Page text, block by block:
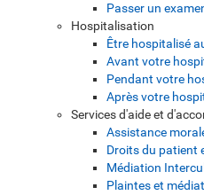
Passer un
Hospitalisation
Être hospitalisé
Avant votre
Pendant votre
Après votre
Services d'aide et
Assistance
Droits du patient
Médiation
Plaintes et